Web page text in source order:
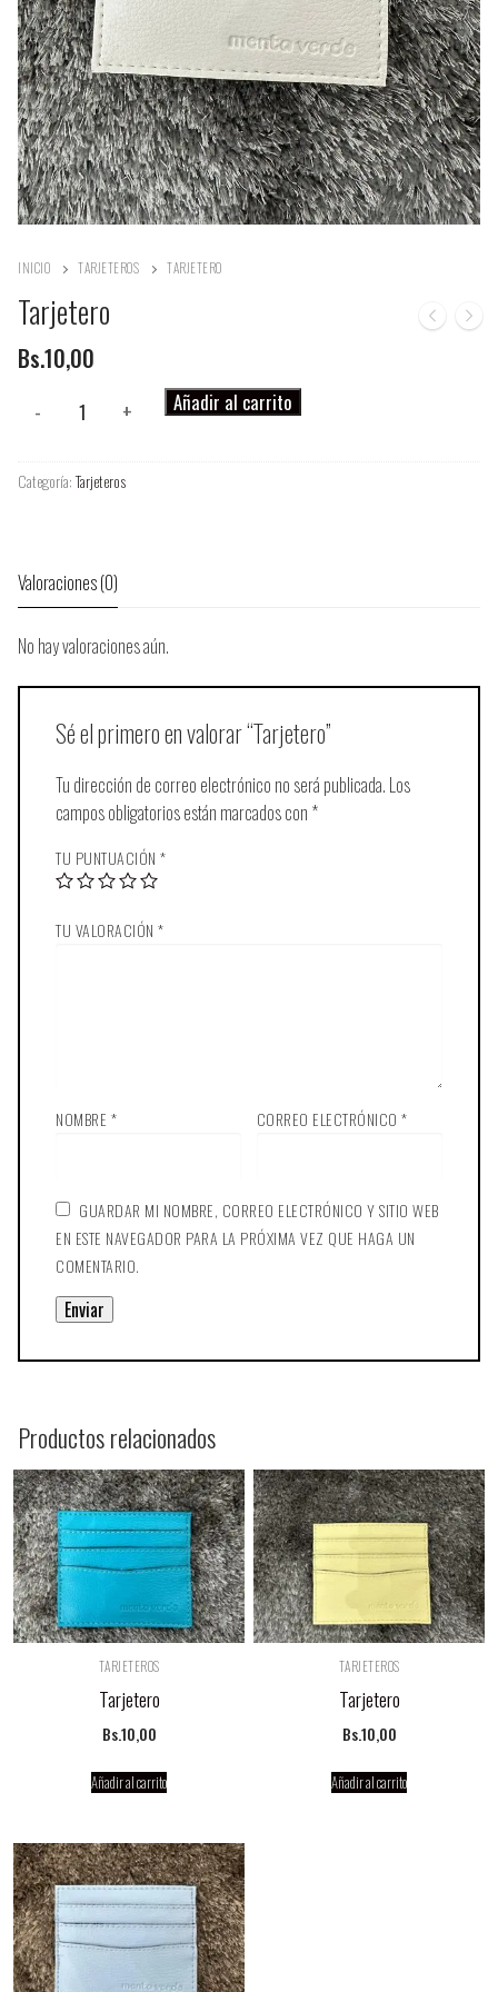
INICIO TARJETEROS TARJETERO
Tarjetero
Bs.10,00
- + Añadir al carrito
Categoría:Tarjeteros
Valoraciones (0)
No hay valoraciones aún.
Sé el primero en valorar “Tarjetero”
Tu dirección de correo electrónico no será publicada. Los
campos obligatorios están marcados con *
TU PUNTUACIÓN *
TU VALORACIÓN *
NOMBRE * CORREO ELECTRÓNICO*
GUARDAR MI NOMBRE, CORREO ELECTRÓNICO Y SITIO WEB
EN ESTE NAVEGADOR PARA LA PRÓXIMA VEZ QUE HAGA UN
COMENTARIO.
Productos relacionados
TARJETEROS
Tarjetero
Bs.10,00
Añadir al carrito
TARJETEROS
Tarjetero
Bs.10,00
Añadir al carrito